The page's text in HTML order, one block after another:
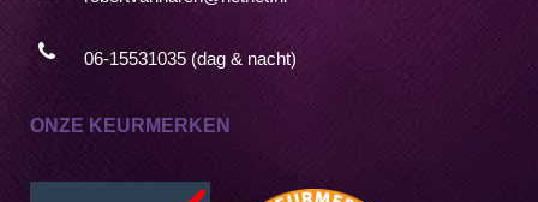
06-15531035 (dag & nacht)
ONZE KEURMERKEN